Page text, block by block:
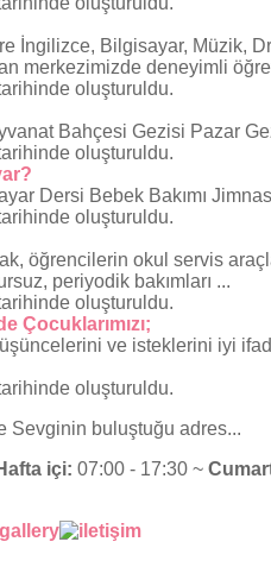
İngilizce, Bilgisayar, Müzik,
merkezimizde deneyimli
oluşturuldu.
Bahçesi Gezisi Pazar
oluşturuldu.
Dersi Bebek Bakımı
oluşturuldu.
öğrencilerin okul servis
periyodik bakımları ...
oluşturuldu.
Çocuklarımızı;
ve isteklerini iyi
oluşturuldu.
Sevginin buluştuğu adres...
içi: 07:00 - 17:30 ~